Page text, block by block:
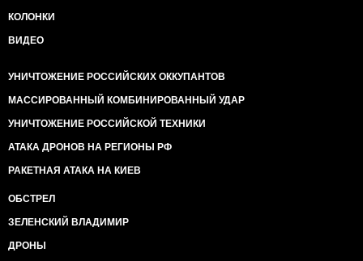
КОЛОНКИ
ВИДЕО
УНИЧТОЖЕНИЕ РОССИЙСКИХ ОККУПАНТОВ
МАССИРОВАННЫЙ КОМБИНИРОВАННЫЙ УДАР
УНИЧТОЖЕНИЕ РОССИЙСКОЙ ТЕХНИКИ
АТАКА ДРОНОВ НА РЕГИОНЫ РФ
РАКЕТНАЯ АТАКА НА КИЕВ
ОБСТРЕЛ
ЗЕЛЕНСКИЙ ВЛАДИМИР
ДРОНЫ